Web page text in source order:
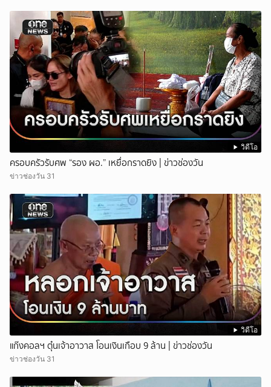
วิดีโอ
ครอบครัวรับศพ “รอง ผอ.” เหยื่อกราดยิง | ข่าวช่องวัน
ข่าวช่องวัน 31
วิดีโอ
แก๊งคอลฯ ตุ๋นเจ้าอาวาส โอนเงินเกือบ 9 ล้าน | ข่าวช่องวัน
ข่าวช่องวัน 31